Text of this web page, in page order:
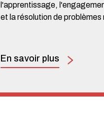
l'apprentissage,
et la résolution de problèmes
En savoir plus